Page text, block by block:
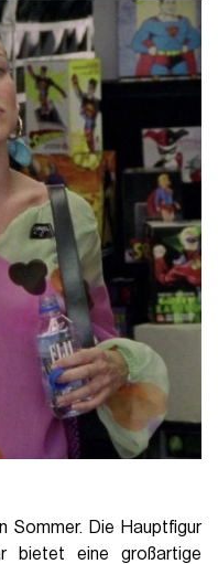
Sommer. Die Hauptfigur
bietet eine großartige